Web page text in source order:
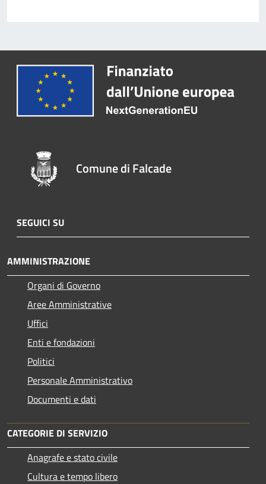
Comune di Falcade
SEGUICI SU
AMMINISTRAZIONE
Organi di Governo
Aree Amministrative
Uffici
Enti e fondazioni
Politici
Personale Amministrativo
Documenti e dati
CATEGORIE DI SERVIZIO
Anagrafe e stato civile
Cultura e tempo libero